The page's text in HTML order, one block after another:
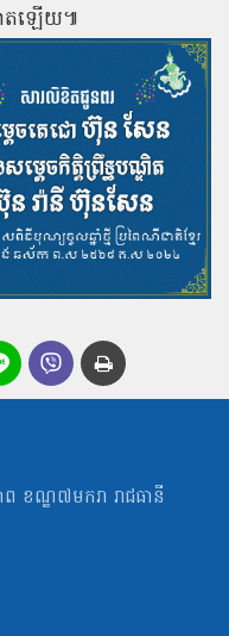
តឡើយ៕
ខណ្ឌ៧មករា រាជធានី